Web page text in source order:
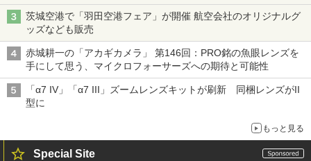
茨城空港で「羽田空港フェア」が開催 航空会社のオリジナルグ
ッズなども販売
赤城耕一の「アカギカメラ」 第146回：PRO銘の魚眼レンズを
手にして思う、マイクロフォーサーズへの期待と可能性
「α7 IV」「α7 III」ズームレンズキットが刷新 同梱レンズがII
型に
もっと見る
Special Site